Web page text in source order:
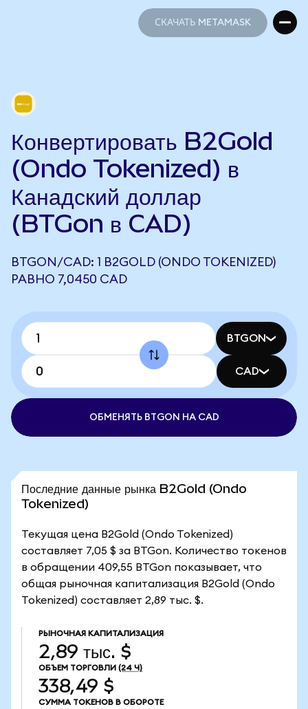
СКАЧАТЬ METAMASK
Конвертировать B2Gold
(Ondo Tokenized) в
Канадский доллар
(BTGon в CAD)
BTGON/CAD: 1 B2GOLD (ONDO TOKENIZED)
РАВНО 7,0450 CAD
BTGON
CAD
ОБМЕНЯТЬ BTGON НА CAD
Последние данные рынка B2Gold (Ondo
Tokenized)
Текущая цена B2Gold (Ondo Tokenized)
составляет 7,05 $ за BTGon. Количество токенов
в обращении 409,55 BTGon показывает, что
общая рыночная капитализация B2Gold (Ondo
Tokenized) составляет 2,89 тыс. $.
РЫНОЧНАЯ КАПИТАЛИЗАЦИЯ
2,89 тыс. $
ОБЪЕМ ТОРГОВЛИ (24 Ч)
338,49 $
СУММА ТОКЕНОВ В ОБОРОТЕ